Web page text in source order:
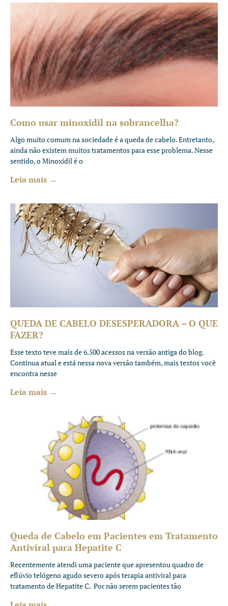
Como usar minoxidil na sobrancelha?
Algo muito comum na sociedade é a queda de cabelo. Entretanto,
ainda não existem muitos tratamentos para esse problema. Nesse
sentido, o Minoxidil é o
Leia mais →
QUEDA DE CABELO DESESPERADORA – O QUE
FAZER?
Esse texto teve mais de 6.500 acessos na versão antiga do blog.
Continua atual e está nessa nova versão também, mais textos você
encontra nesse
Leia mais →
Queda de Cabelo em Pacientes em Tratamento
Antiviral para Hepatite C
Recentemente atendi uma paciente que apresentou quadro de
eflúvio telógeno agudo severo após terapia antiviral para
tratamento de Hepatite C. Por não serem pacientes tão